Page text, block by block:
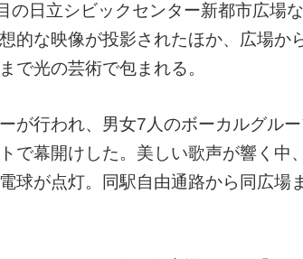
の日立シビックセンター新都市広場
的な映像が投影されたほか、広場か
で光の芸術で包まれる。
が行われ、男女7人のボーカルグル
で幕開けした。美しい歌声が響く中
球が点灯。同駅自由通路から同広場